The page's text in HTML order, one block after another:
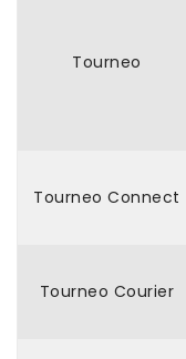
Tourneo
Tourneo Connect
Tourneo Courier